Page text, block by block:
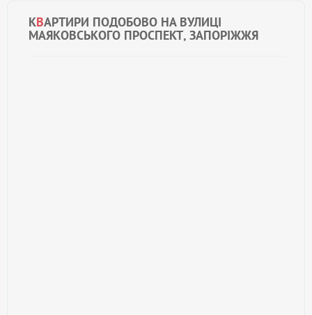
КВАРТИРИ ПОДОБОВО НА ВУЛИЦІ
МАЯКОВСЬКОГО ПРОСПЕКТ, ЗАПОРІЖЖЯ